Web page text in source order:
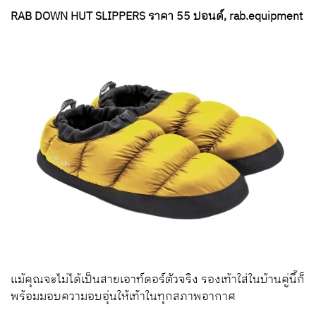
RAB DOWN HUT SLIPPERS ราคา 55 ปอนด์, rab.equipment
แม้คุณจะไม่ได้เป็นสายเอาท์ดอร์ตัวจริง รองเท้าใส่ในบ้านคู่นี้ก็
พร้อมมอบความอบอุ่นให้เท้าในทุกสภาพอากาศ